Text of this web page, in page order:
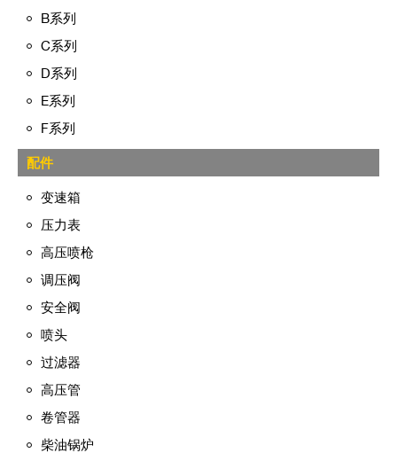
B系列
C系列
D系列
E系列
F系列
配件
变速箱
压力表
高压喷枪
调压阀
安全阀
喷头
过滤器
高压管
卷管器
柴油锅炉